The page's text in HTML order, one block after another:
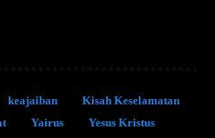
keajaiban
Kisah Keselamatan
Yairus Yesus Kristus